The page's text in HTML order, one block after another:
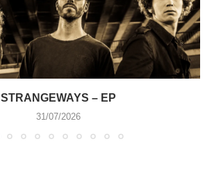
STRANGEWAYS – EP
31/07/2026